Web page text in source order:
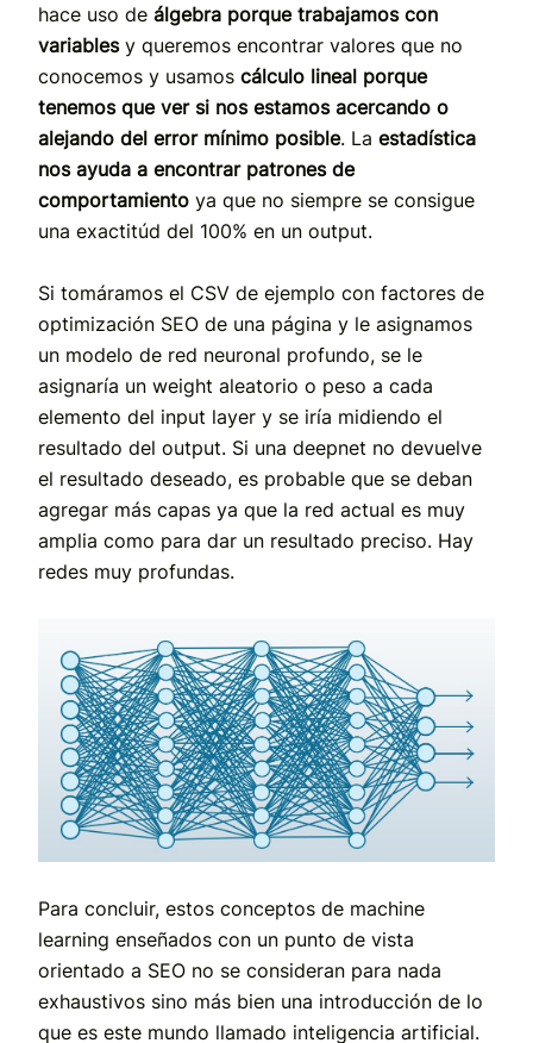
hace uso de álgebra porque trabajamos con
variablesy queremos encontrar valores que no
conocemos y usamos cálculo lineal porque
tenemos que ver si nos estamos acercando o
alejando del error mínimo posible. La estadística
nos ayuda a encontrar patrones de
comportamiento ya que no siempre se consigue
una exactitúd del 100% en un output.
Si tomáramos el CSV de ejemplo con factores de
optimización SEO de una página y le asignamos
un modelo de red neuronal profundo, se le
asignaría un weight aleatorio o peso a cada
elemento del input layer y se iría midiendo el
resultado del output. Si una deepnet no devuelve
el resultado deseado, es probable que se deban
agregar más capas ya que la red actual es muy
amplia como para dar un resultado preciso. Hay
redes muy profundas.
Para concluir, estos conceptos de machine
learning enseñados con un punto de vista
orientado a SEO no se consideran para nada
exhaustivos sino más bien una introducción de lo
que es este mundo llamado inteligencia artificial.